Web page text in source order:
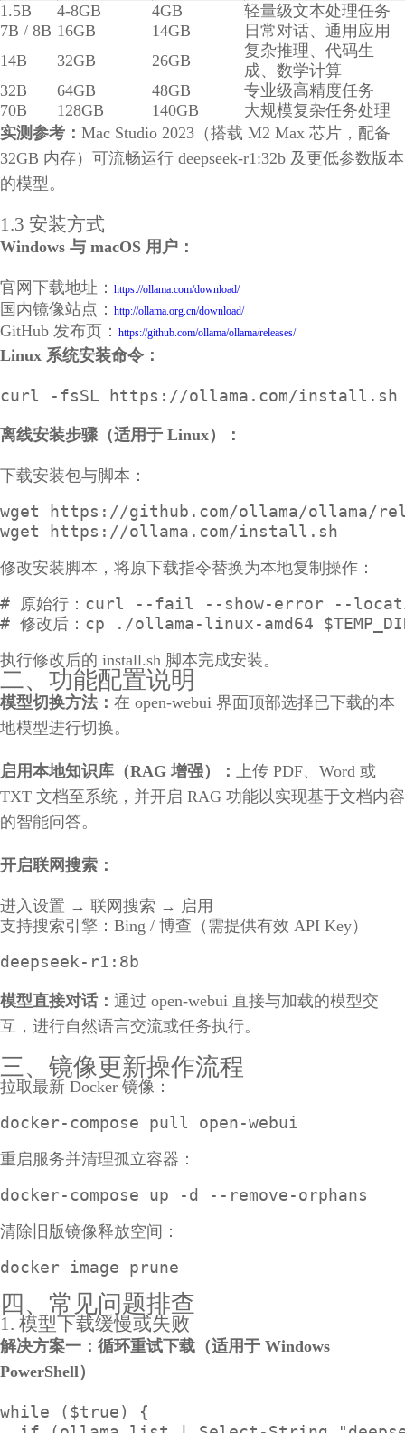
1.5B 4-8GB 4GB
轻量级文本处理任务
7B / 8B 16GB 14GB
日常对话、通用应用
14B
32GB 26GB
复杂推理、代码生
成、数学计算
32B
64GB 48GB
专业级高精度任务
70B
128GB 140GB
大规模复杂任务处理
实测参考： Mac Studio 2023（搭载 M2 Max 芯片，配备
32GB 内存）可流畅运行 deepseek-r1:32b 及更低参数版本
的模型。
1.3 安装方式
Windows 与 macOS 用户：
官网下载地址： https://ollama.com/download/
国内镜像站点： http://ollama.org.cn/download/
GitHub 发布页： https://github.com/ollama/ollama/releases/
Linux 系统安装命令：
curl -fsSL https://ollama.com/install.sh
离线安装步骤（适用于 Linux）：
下载安装包与脚本：
wget https://github.com/ollama/ollama/
wget https://ollama.com/install.sh
修改安装脚本，将原下载指令替换为本地复制操作：
# 原始行：curl --fail --show-error --
# 修改后：cp ./ollama-linux-amd64
执行修改后的 install.sh 脚本完成安装。
二、功能配置说明
模型切换方法： 在 open-webui 界面顶部选择已下载的本
地模型进行切换。
启用本地知识库（RAG 增强）：
上传 PDF、Word 或
TXT 文档至系统，并开启 RAG 功能以实现基于文档内容
的智能问答。
开启联网搜索：
进入设置 → 联网搜索 → 启用
支持搜索引擎：Bing / 博查（需提供有效 API Key）
deepseek-r1:8b
模型直接对话： 通过 open-webui 直接与加载的模型交
互，进行自然语言交流或任务执行。
三、镜像更新操作流程
拉取最新 Docker 镜像：
docker-compose pull open-webui
重启服务并清理孤立容器：
docker-compose up -d --remove-orphans
清除旧版镜像释放空间：
docker image prune
四、常见问题排查
1. 模型下载缓慢或失败
解决方案一：循环重试下载（适用于 Windows
PowerShell）
while ($true) {